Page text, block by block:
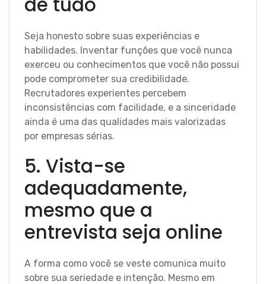
Seja honesto sobre suas experiências e
habilidades. Inventar funções que você nunca
exerceu ou conhecimentos que você não possui
pode comprometer sua credibilidade.
Recrutadores experientes percebem
inconsistências com facilidade, e a sinceridade
ainda é uma das qualidades mais valorizadas
por empresas sérias.
5. Vista-se
adequadamente,
mesmo que a
entrevista seja online
A forma como você se veste comunica muito
sobre sua seriedade e intenção. Mesmo em